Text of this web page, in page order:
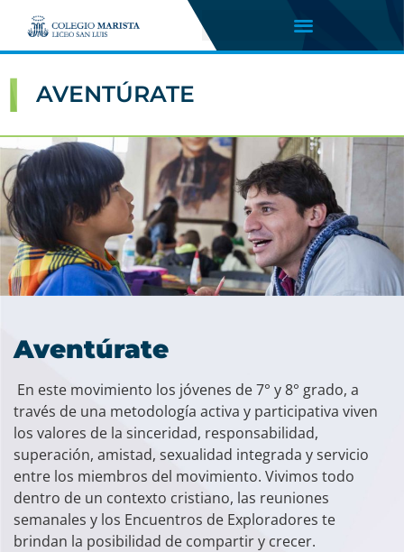
AVENTÚRATE
Aventúrate
En este movimiento los jóvenes de 7° y 8° grado, a
través de una metodología activa y participativa viven
los valores de la sinceridad, responsabilidad,
superación, amistad, sexualidad integrada y servicio
entre los miembros del movimiento. Vivimos todo
dentro de un contexto cristiano, las reuniones
semanales y los Encuentros de Exploradores te
brindan la posibilidad de compartir y crecer.